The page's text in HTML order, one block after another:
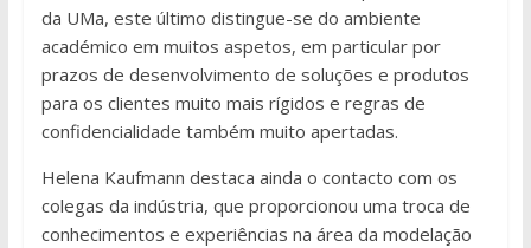
da UMa, este último distingue-se do ambiente
académico em muitos aspetos, em particular por
prazos de desenvolvimento de soluções e produtos
para os clientes muito mais rígidos e regras de
confidencialidade também muito apertadas.
Helena Kaufmann destaca ainda o contacto com os
colegas da indústria, que proporcionou uma troca de
conhecimentos e experiências na área da modelação